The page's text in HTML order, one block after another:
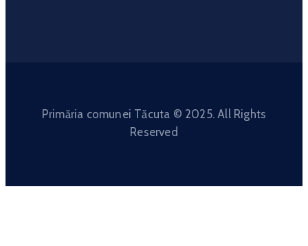
Primăria comunei Tăcuta © 2025. All Rights
Reserved